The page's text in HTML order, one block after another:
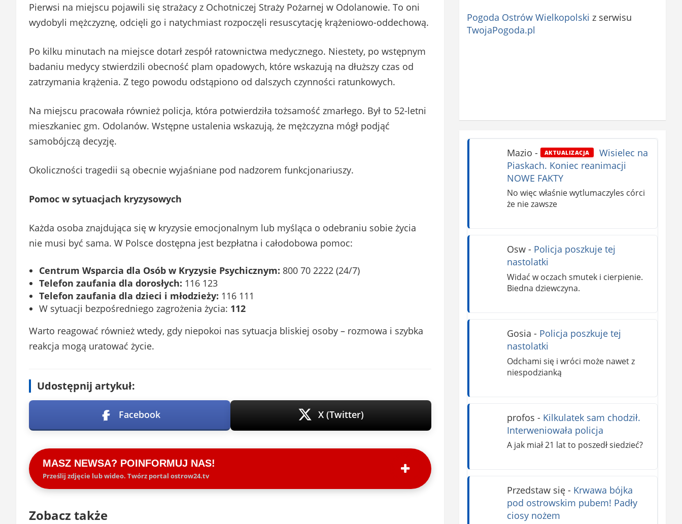
Pierwsi na miejscu pojawili się strażacy z Ochotniczej Straży Pożarnej w Odolanowie. To oni
wydobyli mężczyznę, odcięli go i natychmiast rozpoczęli resuscytację krążeniowo-oddechową.
Po kilku minutach na miejsce dotarł zespół ratownictwa medycznego. Niestety, po wstępnym
badaniu medycy stwierdzili obecność plam opadowych, które wskazują na dłuższy czas od
zatrzymania krążenia. Z tego powodu odstąpiono od dalszych czynności ratunkowych.
Na miejscu pracowała również policja, która potwierdziła tożsamość zmarłego. Był to 52-letni
mieszkaniec gm. Odolanów. Wstępne ustalenia wskazują, że mężczyzna mógł podjąć
samobójczą decyzję.
Okoliczności tragedii są obecnie wyjaśniane pod nadzorem funkcjonariuszy.
Pomoc w sytuacjach kryzysowych
Każda osoba znajdująca się w kryzysie emocjonalnym lub myśląca o odebraniu sobie życia
nie musi być sama. W Polsce dostępna jest bezpłatna i całodobowa pomoc:
Centrum Wsparcia dla Osób w Kryzysie Psychicznym: 800 70 2222 (24/7)
Telefon zaufania dla dorosłych: 116 123
Telefon zaufania dla dzieci i młodzieży: 116 111
W sytuacji bezpośredniego zagrożenia życia: 112
Warto reagować również wtedy, gdy niepokoi nas sytuacja bliskiej osoby – rozmowa i szybka
reakcja mogą uratować życie.
Udostępnij artykuł:
Facebook X (Twitter)
MASZ NEWSA? POINFORMUJ NAS!
Prześlij zdjęcie lub wideo. Twórz portal ostrow24.tv
Zobacz także
Pogoda Ostrów Wielkopolski z serwisu
TwojaPogoda.pl
Mazio - AKTUALIZACJA
Wisielec na
Piaskach. Koniec reanimacji
NOWE FAKTY
No więc właśnie wytlumaczyles córci
że nie zawsze
Osw- Policja poszkuje tej
nastolatki
Widać w oczach smutek i cierpienie.
Biedna dziewczyna.
Gosia - Policja poszkuje tej
nastolatki
Odchami się i wróci może nawet z
niespodzianką
profos - Kilkulatek sam chodził.
Interweniowała policja
A jak miał 21 lat to poszedł siedzieć?
Przedstaw się- Krwawa bójka
pod ostrowskim pubem! Padły
ciosy nożem